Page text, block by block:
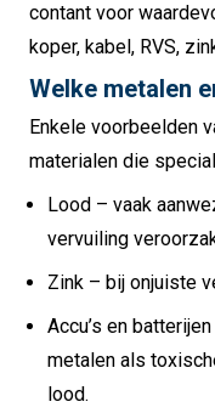
contant voor
koper, kabel, RVS,
Welke metalen
Enkele voorbeelden
materialen die
Lood – vaak
vervuiling
Zink – bij onjuiste
Accu’s en
metalen als
lood.